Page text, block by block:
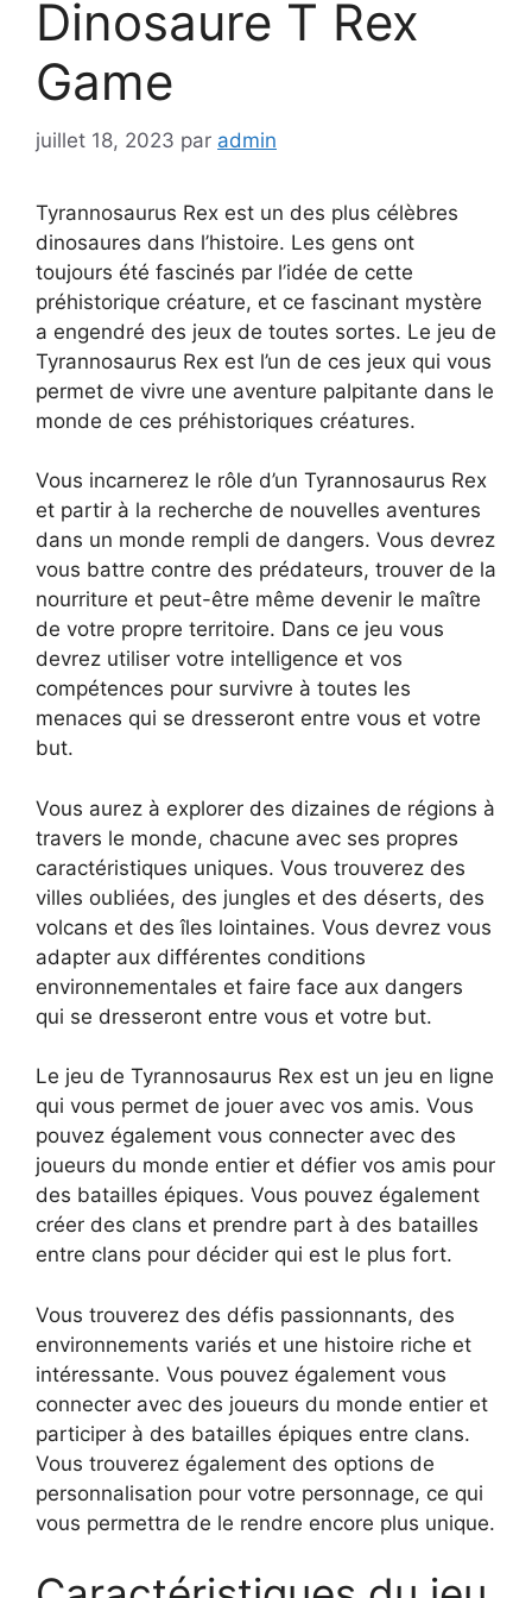
Dinosaure T Rex
Game
juillet 18, 2023 par admin
Tyrannosaurus Rex est un des plus célèbres
dinosaures dans l’histoire. Les gens ont
toujours été fascinés par l’idée de cette
préhistorique créature, et ce fascinant mystère
a engendré des jeux de toutes sortes. Le jeu de
Tyrannosaurus Rex est l’un de ces jeux qui vous
permet de vivre une aventure palpitante dans le
monde de ces préhistoriques créatures.
Vous incarnerez le rôle d’un Tyrannosaurus Rex
et partir à la recherche de nouvelles aventures
dans un monde rempli de dangers. Vous devrez
vous battre contre des prédateurs, trouver de la
nourriture et peut-être même devenir le maître
de votre propre territoire. Dans ce jeu vous
devrez utiliser votre intelligence et vos
compétences pour survivre à toutes les
menaces qui se dresseront entre vous et votre
but.
Vous aurez à explorer des dizaines de régions à
travers le monde, chacune avec ses propres
caractéristiques uniques. Vous trouverez des
villes oubliées, des jungles et des déserts, des
volcans et des îles lointaines. Vous devrez vous
adapter aux différentes conditions
environnementales et faire face aux dangers
qui se dresseront entre vous et votre but.
Le jeu de Tyrannosaurus Rex est un jeu en ligne
qui vous permet de jouer avec vos amis. Vous
pouvez également vous connecter avec des
joueurs du monde entier et défier vos amis pour
des batailles épiques. Vous pouvez également
créer des clans et prendre part à des batailles
entre clans pour décider qui est le plus fort.
Vous trouverez des défis passionnants, des
environnements variés et une histoire riche et
intéressante. Vous pouvez également vous
connecter avec des joueurs du monde entier et
participer à des batailles épiques entre clans.
Vous trouverez également des options de
personnalisation pour votre personnage, ce qui
vous permettra de le rendre encore plus unique.